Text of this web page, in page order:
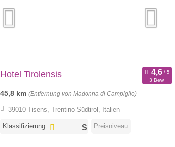
Hotel Tirolensis
3 Bew.
45,8 km (Entfernung von Madonna di Campiglio)
39010 Tisens, Trentino-Südtirol, Italien
Klassifizierung: Preisniveau